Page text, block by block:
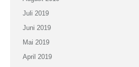
Juli 2019
Juni 2019
Mai 2019
April 2019